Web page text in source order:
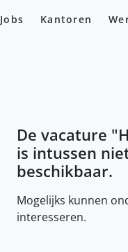
Jobs Kantoren
De vacature "
is intussen
beschikbaar.
Mogelijks kunnen
interesseren.